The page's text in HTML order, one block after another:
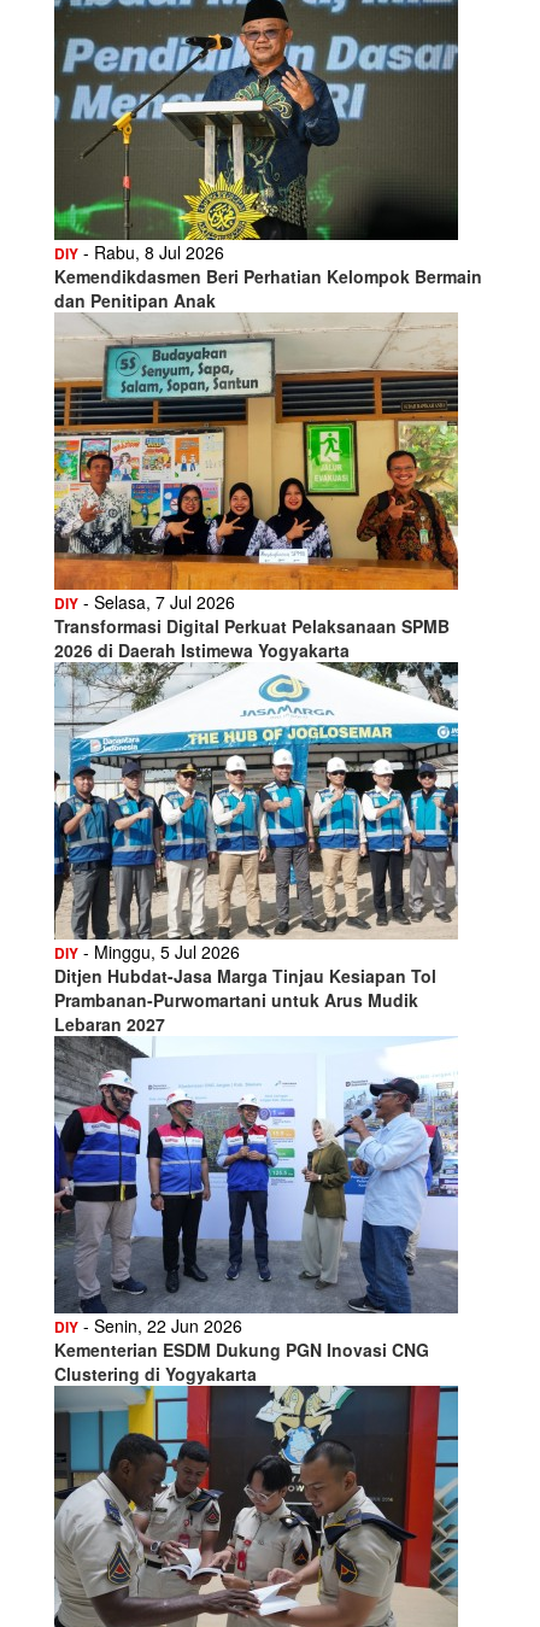
DIY - Rabu, 8 Jul 2026
Kemendikdasmen Beri Perhatian Kelompok Bermain
dan Penitipan Anak
DIY - Selasa, 7 Jul 2026
Transformasi Digital Perkuat Pelaksanaan SPMB
2026 di Daerah Istimewa Yogyakarta
DIY - Minggu, 5 Jul 2026
Ditjen Hubdat-Jasa Marga Tinjau Kesiapan Tol
Prambanan-Purwomartani untuk Arus Mudik
Lebaran 2027
DIY - Senin, 22 Jun 2026
Kementerian ESDM Dukung PGN Inovasi CNG
Clustering di Yogyakarta